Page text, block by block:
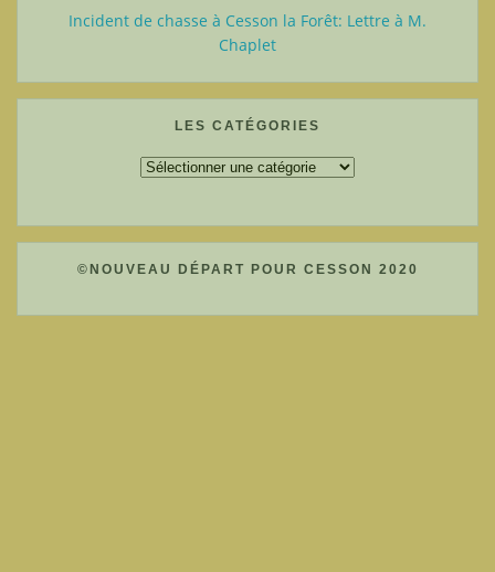
Incident de chasse à Cesson la Forêt: Lettre à M.
Chaplet
LES CATÉGORIES
Les
©NOUVEAU DÉPART POUR CESSON 2020